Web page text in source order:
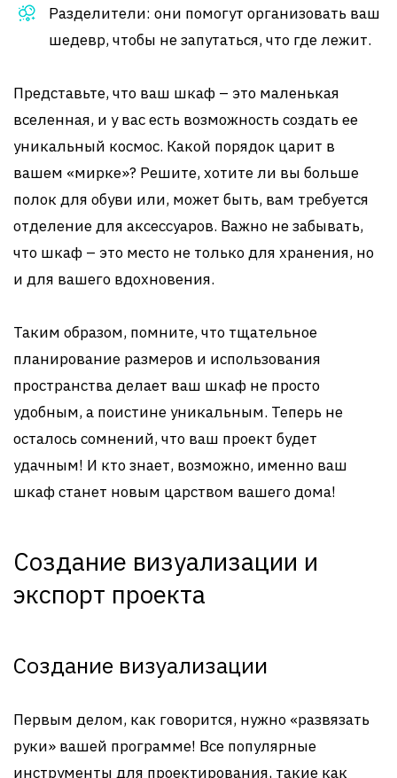
Разделители: они помогут организовать ваш
шедевр, чтобы не запутаться, что где лежит.
Представьте, что ваш шкаф – это маленькая
вселенная, и у вас есть возможность создать ее
уникальный космос. Какой порядок царит в
вашем «мирке»? Решите, хотите ли вы больше
полок для обуви или, может быть, вам требуется
отделение для аксессуаров. Важно не забывать,
что шкаф – это место не только для хранения, но
и для вашего вдохновения.
Таким образом, помните, что тщательное
планирование размеров и использования
пространства делает ваш шкаф не просто
удобным, а поистине уникальным. Теперь не
осталось сомнений, что ваш проект будет
удачным! И кто знает, возможно, именно ваш
шкаф станет новым царством вашего дома!
Создание визуализации и
экспорт проекта
Создание визуализации
Первым делом, как говорится, нужно «развязать
руки» вашей программе! Все популярные
инструменты для проектирования, такие как